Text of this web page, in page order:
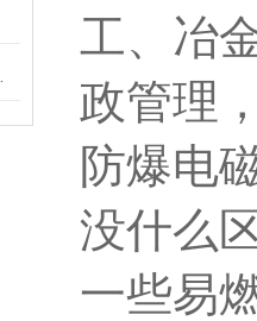
工、冶
政管理
防爆电
没什么
一些易